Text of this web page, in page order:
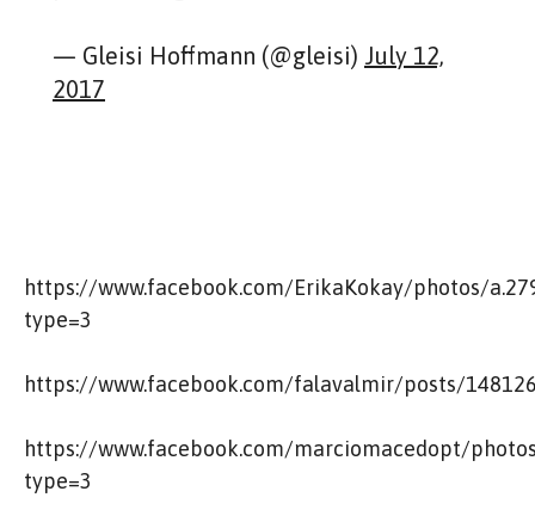
— Gleisi Hoffmann (@gleisi) July 12,
2017
https://www.facebook.com/ErikaKokay/photos/
type=3
https://www.facebook.com/falavalmir/posts/
https://www.facebook.com/marciomacedopt/
type=3